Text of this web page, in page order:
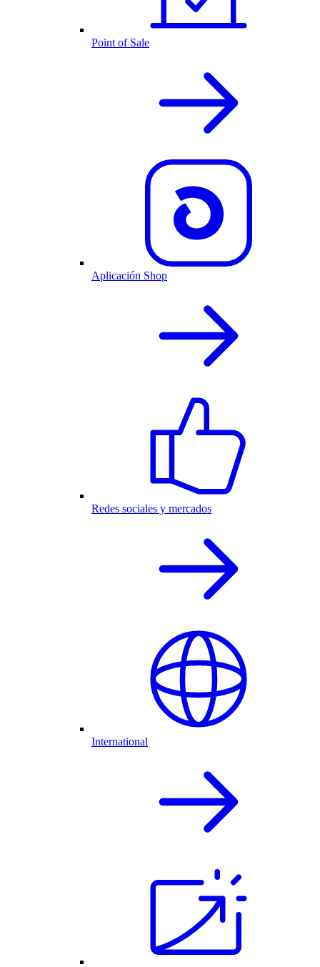
Point of Sale
Aplicación Shop
Redes sociales y mercados
International